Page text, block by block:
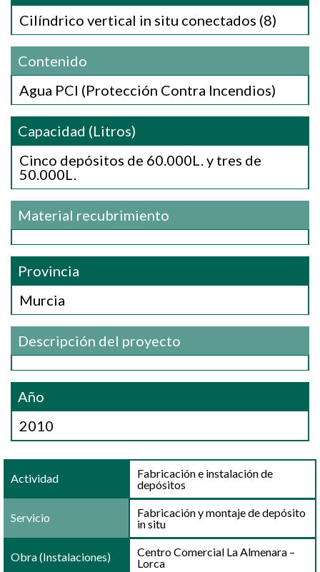
Cilíndrico vertical in situ conectados (8)
Contenido
Agua PCI (Protección Contra Incendios)
Capacidad (Litros)
Cinco depósitos de 60.000L. y tres de
50.000L.
Material recubrimiento
Provincia
Murcia
Descripción del proyecto
Año
2010
Actividad
Fabricación e instalación de
depósitos
Servicio
Fabricación y montaje de depósito
in situ
Obra (Instalaciones)
Centro Comercial La Almenara –
Lorca